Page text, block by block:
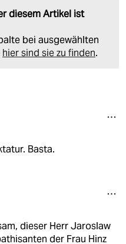
diesem Artikel ist
bei ausgewählten
hier sind sie zu finden.
Basta.
dieser Herr Jaroslaw
der Frau Hinz